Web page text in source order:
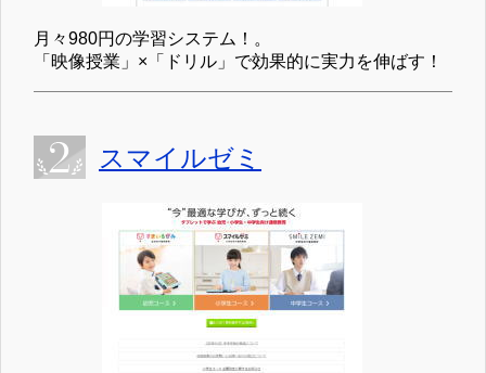
月々980円の学習システム！。
「映像授業」×「ドリル」で効果的に実力を伸ばす！
スマイルゼミ